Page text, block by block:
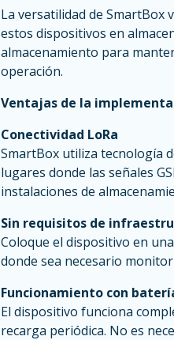
La versatilidad de SmartBox
estos dispositivos en
almacenamiento para
operación.
Ventajas de la
Conectividad LoRa
SmartBox utiliza tecnología
lugares donde las señales
instalaciones de
Sin requisitos de
Coloque el dispositivo en
donde sea necesario
Funcionamiento con
El dispositivo funciona
recarga periódica. No es